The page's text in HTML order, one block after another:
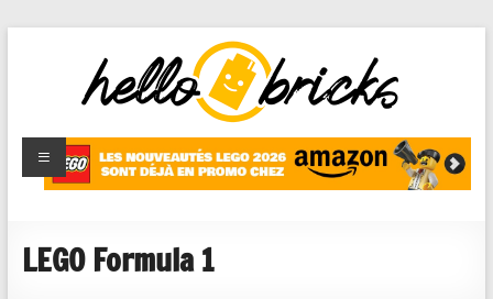
HelloBricks
Blog LEGO,
nouveaut�s
reviews
LEGO Formula 1